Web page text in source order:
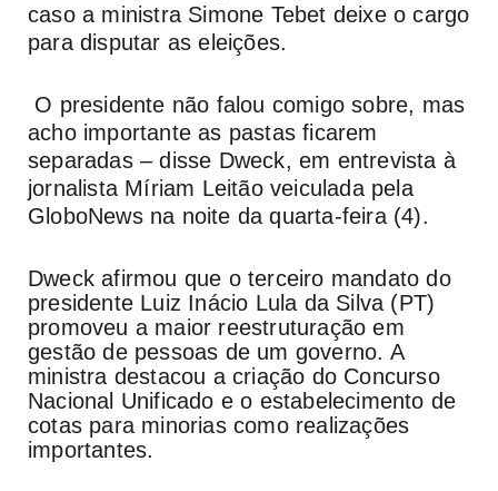
caso a ministra Simone Tebet deixe o cargo
para disputar as eleições.
O presidente não falou comigo sobre, mas
acho importante as pastas ficarem
separadas – disse Dweck, em entrevista à
jornalista Míriam Leitão veiculada pela
GloboNews na noite da quarta-feira (4).
Dweck afirmou que o terceiro mandato do
presidente Luiz Inácio Lula da Silva (PT)
promoveu a maior reestruturação em
gestão de pessoas de um governo. A
ministra destacou a criação do Concurso
Nacional Unificado e o estabelecimento de
cotas para minorias como realizações
importantes.